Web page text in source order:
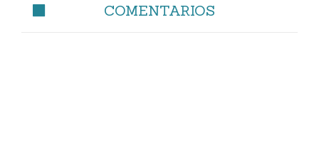
COMENTARIOS